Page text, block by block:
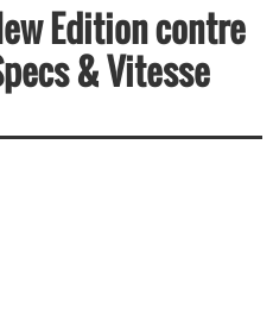
Edition contre
& Vitesse